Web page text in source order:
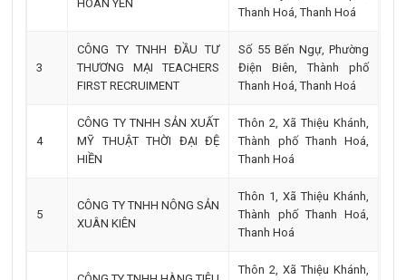
HOÀN YÊN
Thanh Hoá, Thanh Hoá
3
CÔNG TY TNHH ĐẦU TƯ
THƯƠNG MẠI TEACHERS
FIRST RECRUIMENT
Số 55 Bến Ngự, Phường
Điện Biên, Thành phố
Thanh Hoá, Thanh Hoá
4
CÔNG TY TNHH SẢN XUẤT
MỸ THUẬT THỜI ĐẠI ĐỆ
HIỀN
Thôn 2, Xã Thiệu Khánh,
Thành phố Thanh Hoá,
Thanh Hoá
5
CÔNG TY TNHH NÔNG SẢN
XUÂN KIÊN
Thôn 1, Xã Thiệu Khánh,
Thành phố Thanh Hoá,
Thanh Hoá
Thôn 2, Xã Thiệu Khánh,